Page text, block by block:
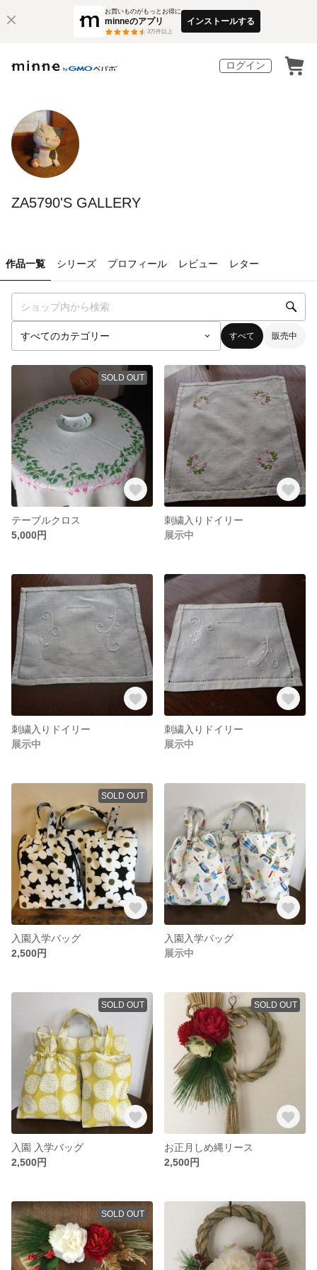
お買いものがもっとお得に
minneのアプリ
3万件以上
インストールする
ログイン
ZA5790'S GALLERY
作品一覧 シリーズ プロフィール レビュー レター
すべて 販売中
SOLD OUT
テーブルクロス
5,000円
刺繍入りドイリー
展示中
刺繍入りドイリー
展示中
刺繍入りドイリー
展示中
SOLD OUT
入園入学バッグ
2,500円
入園入学バッグ
展示中
SOLD OUT
入園 入学バッグ
2,500円
SOLD OUT
お正月しめ縄リース
2,500円
SOLD OUT